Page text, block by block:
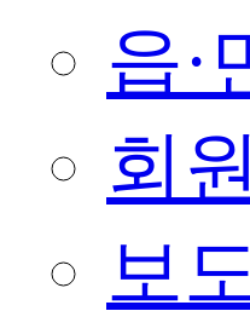
읍·
회
보